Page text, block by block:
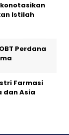
Istilah
Perdana
Farmasi
dan Asia